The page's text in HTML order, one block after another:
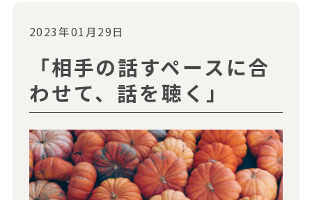
2023年01月29日
「相手の話すペースに合
わせて、話を聴く」